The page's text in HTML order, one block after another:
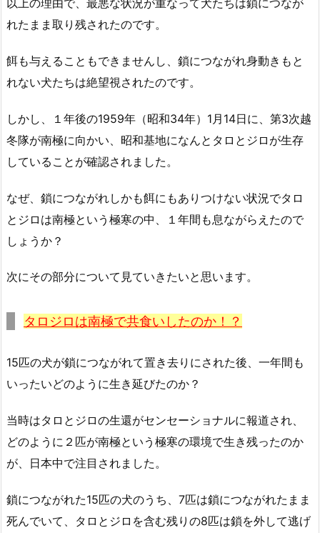
以上の理由で、最悪な状況が重なって犬たちは鎖につなが
れたまま取り残されたのです。
餌も与えることもできませんし、鎖につながれ身動きもと
れない犬たちは絶望視されたのです。
しかし、１年後の1959年（昭和34年）1月14日に、第3次越
冬隊が南極に向かい、昭和基地になんとタロとジロが生存
していることが確認されました。
なぜ、鎖につながれしかも餌にもありつけない状況でタロ
とジロは南極という極寒の中、１年間も息ながらえたので
しょうか？
次にその部分について見ていきたいと思います。
タロジロは南極で共食いしたのか！？
15匹の犬が鎖につながれて置き去りにされた後、一年間も
いったいどのように生き延びたのか？
当時はタロとジロの生還がセンセーショナルに報道され、
どのように２匹が南極という極寒の環境で生き残ったのか
が、日本中で注目されました。
鎖につながれた15匹の犬のうち、7匹は鎖につながれたまま
死んでいて、タロとジロを含む残りの8匹は鎖を外して逃げ